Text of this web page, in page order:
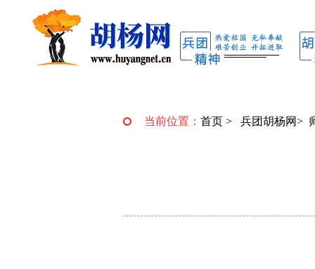
当前位置： 首页 > 兵团胡杨网>